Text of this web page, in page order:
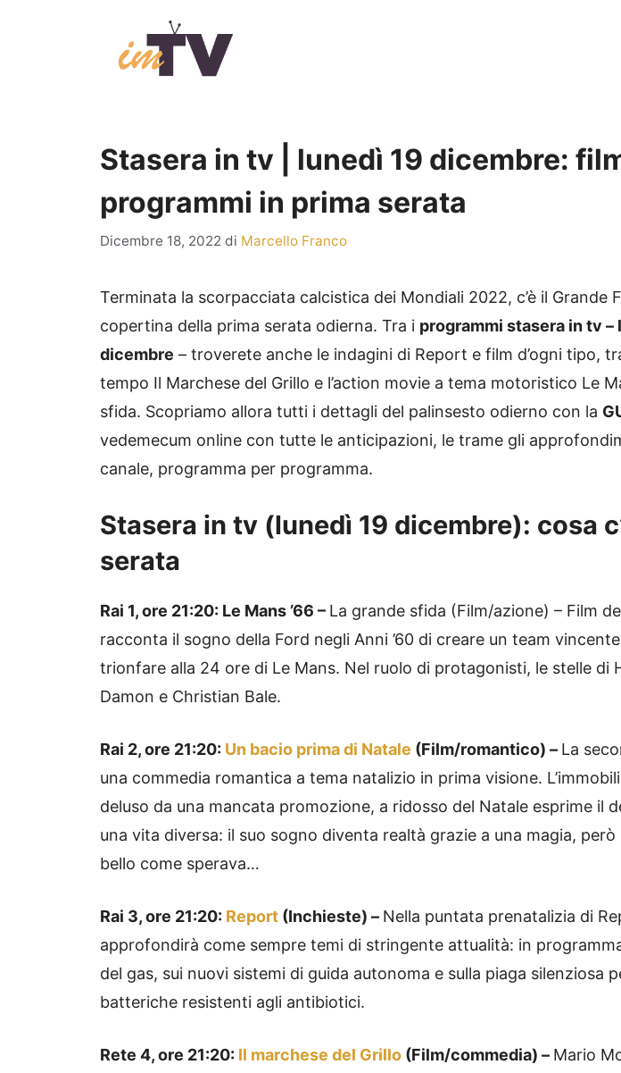
Stasera in tv | lunedì 19 dicembre:
programmi in prima serata
Dicembre 18, 2022 di Marcello Franco
Terminata la scorpacciata calcistica dei Mondiali 2022, c’è il Grande
copertina della prima serata odierna. Tra i programmi stasera in tv –
dicembre – troverete anche le indagini di Report e film d’ogni tipo,
tempo Il Marchese del Grillo e l’action movie a tema motoristico Le
sfida. Scopriamo allora tutti i dettagli del palinsesto odierno con la
vedemecum online con tutte le anticipazioni, le trame gli
canale, programma per programma.
Stasera in tv (lunedì 19 dicembre): cosa
serata
Rai 1, ore 21:20: Le Mans ’66 – La grande sfida (Film/azione) – Film
racconta il sogno della Ford negli Anni ’60 di creare un team
trionfare alla 24 ore di Le Mans. Nel ruolo di protagonisti, le stelle di
Damon e Christian Bale.
Rai 2, ore 21:20: Un bacio prima di Natale (Film/romantico) – La
una commedia romantica a tema natalizio in prima visione.
deluso da una mancata promozione, a ridosso del Natale esprime il
una vita diversa: il suo sogno diventa realtà grazie a una magia,
bello come sperava…
Rai 3, ore 21:20: Report (Inchieste) – Nella puntata prenatalizia di
approfondirà come sempre temi di stringente attualità: in
del gas, sui nuovi sistemi di guida autonoma e sulla piaga silenziosa
batteriche resistenti agli antibiotici.
Rete 4, ore 21:20: Il marchese del Grillo (Film/commedia) – Mario